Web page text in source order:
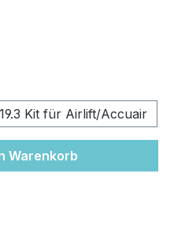
Kit für Airlift/Accuair
Wert
Warenkorb